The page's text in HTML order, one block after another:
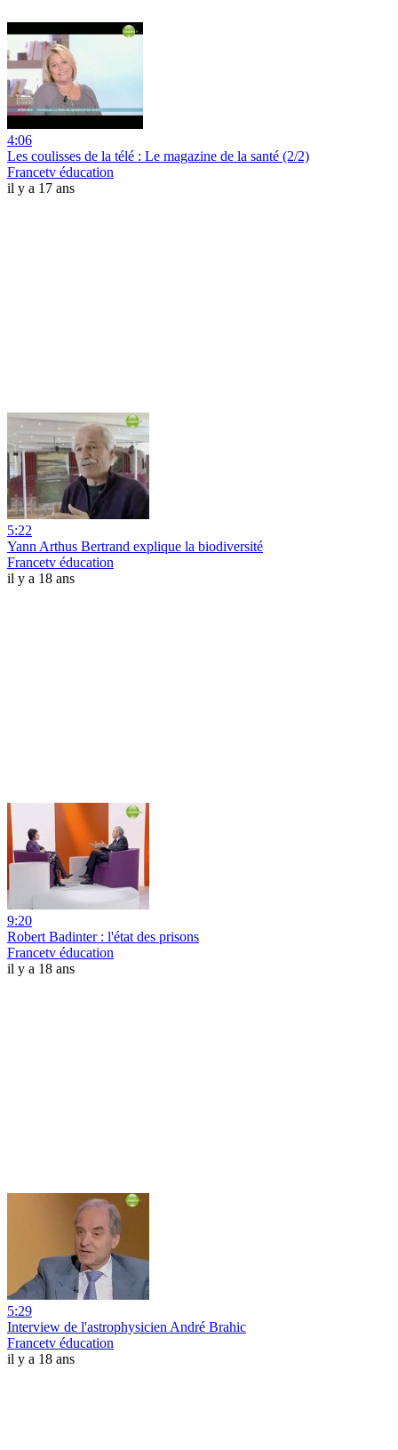
4:06
Les coulisses de la télé : Le magazine de la santé (2/2)
Francetv éducation
il y a 17 ans
5:22
Yann Arthus Bertrand explique la biodiversité
Francetv éducation
il y a 18 ans
9:20
Robert Badinter : l'état des prisons
Francetv éducation
il y a 18 ans
5:29
Interview de l'astrophysicien André Brahic
Francetv éducation
il y a 18 ans